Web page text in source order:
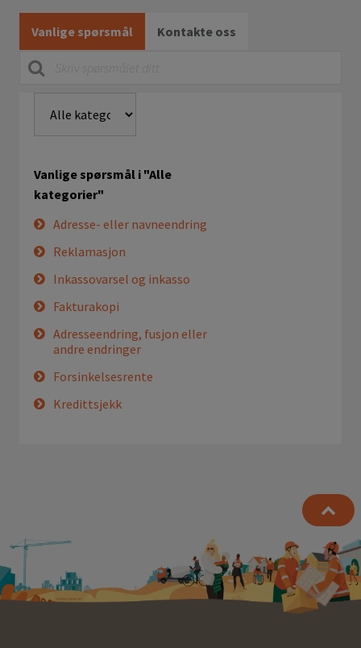
Vanlige spørsmål Kontakte oss
Vanlige spørsmål i "Alle
kategorier"
Adresse- eller navneendring
Reklamasjon
Inkassovarsel og inkasso
Fakturakopi
Adresseendring, fusjon eller
andre endringer
Forsinkelsesrente
Kredittsjekk